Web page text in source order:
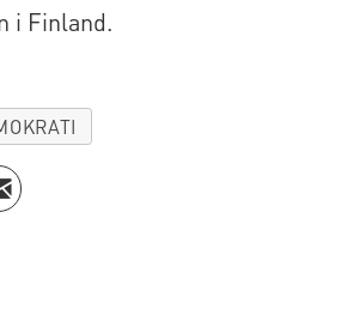
i Finland.